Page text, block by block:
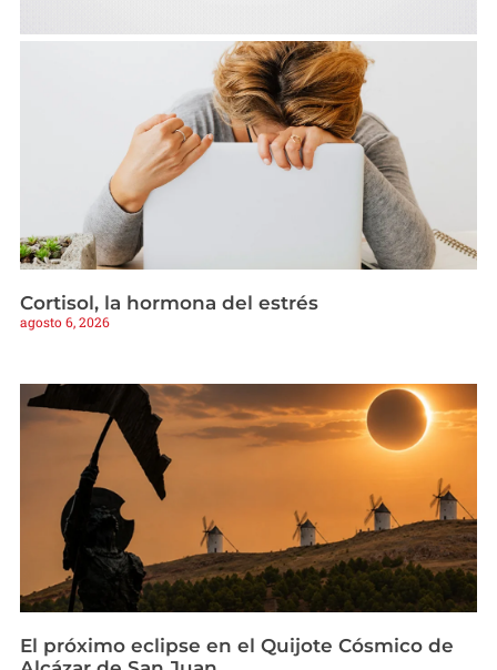
Cortisol, la hormona del estrés
agosto 6, 2026
El próximo eclipse en el Quijote Cósmico de